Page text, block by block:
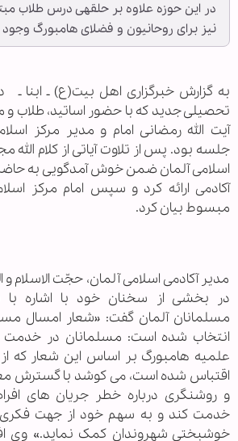
در این حوزه علاوه بر حلقه­ی درس طلاب
نیز برای روحانیون و فضلای هامبورگ وجود
به گزارش خبرگزاری اهل بیت(ع) ـ ابنا
تحصیلی جدید که با حضور اساتید، طلاب و
آیت الله رمضانی امام و مدیر مرکز
جلسه بود. پس از تلاوت آیاتی از کلام الله
اسلامی آلمان ضمن خوش آمدگویی به
آکادمی ارائه کرد و سپس امام مرکز
مبسوط بیان کرد.
مدیر آکادمی اسلامی آلمان، حجّت الاسلام
در بخشی از سخنان خود با اشاره با
مسلمانان آلمان گفت: «شعار امسال
انتخاب شده است: مسلمانان در خدمت
علمیه هامبورگ بر اساس این شعار که
اقتباس شده است، می کوشد با گسترش
و روشنگری درباره خطر جریان های
خدمت کند و به سهم خود از جهت
خوشبختی شهروندان کمک نماید.» وی